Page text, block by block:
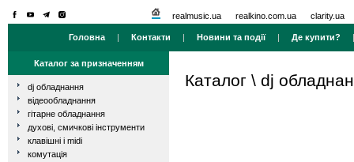
realmusic.ua realkino.com.ua clarity.ua
Головна | Контакти | Новини та події| Де купити?
Каталог за призначенням
dj обладнання
відеообладнання
гітарне обладнання
духові, смичкові інструменти
клавішні і midi
комутація
Каталог \ dj